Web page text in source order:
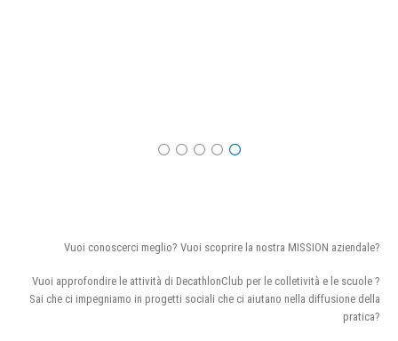
Vuoi conoscerci meglio? Vuoi scoprire la nostra MISSION aziendale?
Vuoi approfondire le attività di DecathlonClub per le colletività e le scuole ?
Sai che ci impegniamo in progetti sociali che ci aiutano nella diffusione della
pratica?